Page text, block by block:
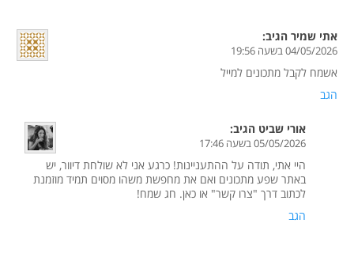
אתי שמיר הגיב:
04/05/2026 בשעה 19:56
אשמח לקבל מתכונים למייל
הגב
אורי שביט הגיב:
05/05/2026 בשעה 17:46
היי אתי, תודה על ההתעניינות! כרגע אני לא שולחת דיוור, יש
באתר שפע מתכונים ואם את מחפשת משהו מסוים תמיד מוזמנת
לכתוב דרך "צרו קשר" או כאן. חג שמח!
הגב